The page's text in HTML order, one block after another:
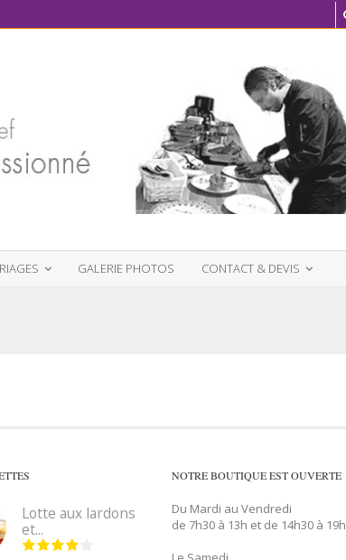
GALERIE PHOTOS CONTACT & DEVIS
Lotte aux lardons
et...
NOTRE BOUTIQUE EST OUVERTE
Du Mardi au Vendredi
de 7h30 à 13h et de 14h30 à 19h